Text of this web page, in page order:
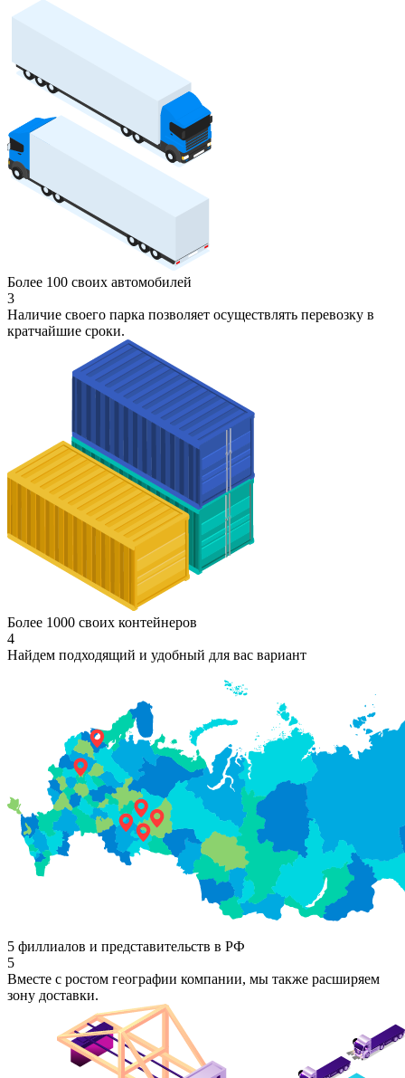
Более 100 своих автомобилей
3
Наличие своего парка позволяет осуществлять перевозку в
кратчайшие сроки.
Более 1000 своих контейнеров
4
Найдем подходящий и удобный для вас вариант
5 филлиалов и представительств в РФ
5
Вместе с ростом географии компании, мы также расширяем
зону доставки.